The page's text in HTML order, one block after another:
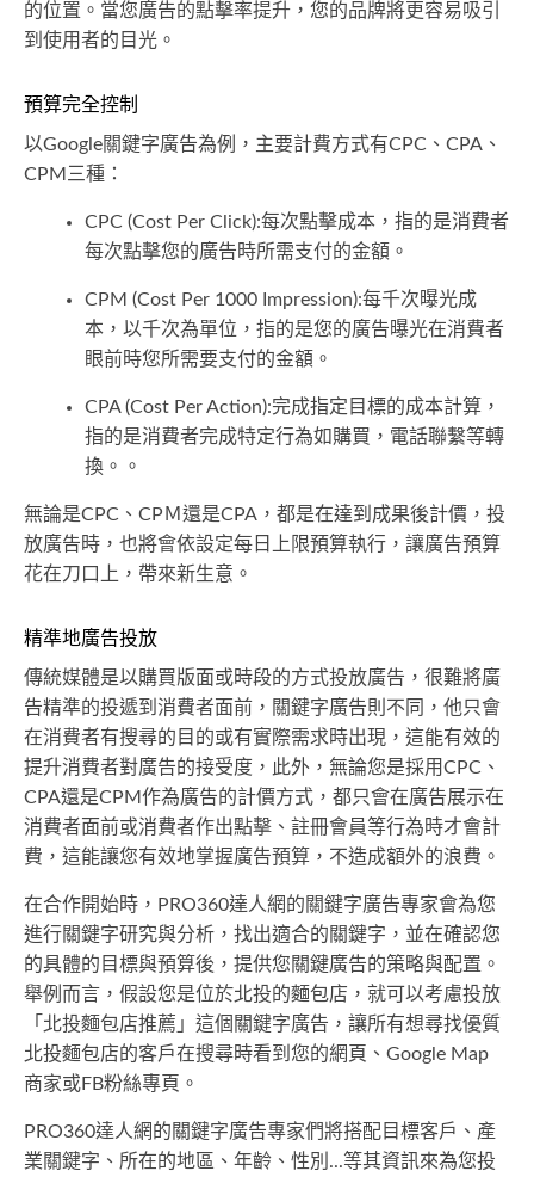
的位置。當您廣告的點擊率提升，您的品牌將更容易吸引
到使用者的目光。
預算完全控制
以Google關鍵字廣告為例，主要計費方式有CPC、CPA、
CPM三種：
CPC (Cost Per Click):每次點擊成本，指的是消費者
每次點擊您的廣告時所需支付的金額。
CPM (Cost Per 1000 Impression):每千次曝光成
本，以千次為單位，指的是您的廣告曝光在消費者
眼前時您所需要支付的金額。
CPA (Cost Per Action):完成指定目標的成本計算，
指的是消費者完成特定行為如購買，電話聯繫等轉
換。。
無論是CPC、CPＭ還是CPA，都是在達到成果後計價，投
放廣告時，也將會依設定每日上限預算執行，讓廣告預算
花在刀口上，帶來新生意。
精準地廣告投放
傳統媒體是以購買版面或時段的方式投放廣告，很難將廣
告精準的投遞到消費者面前，關鍵字廣告則不同，他只會
在消費者有搜尋的目的或有實際需求時出現，這能有效的
提升消費者對廣告的接受度，此外，無論您是採用CPC、
CPA還是CPM作為廣告的計價方式，都只會在廣告展示在
消費者面前或消費者作出點擊、註冊會員等行為時才會計
費，這能讓您有效地掌握廣告預算，不造成額外的浪費。
在合作開始時，PRO360達人網的關鍵字廣告專家會為您
進行關鍵字研究與分析，找出適合的關鍵字，並在確認您
的具體的目標與預算後，提供您關鍵廣告的策略與配置。
舉例而言，假設您是位於北投的麵包店，就可以考慮投放
「北投麵包店推薦」這個關鍵字廣告，讓所有想尋找優質
北投麵包店的客戶在搜尋時看到您的網頁、Google Map
商家或FB粉絲專頁。
PRO360達人網的關鍵字廣告專家們將搭配目標客戶、產
業關鍵字、所在的地區、年齡、性別...等其資訊來為您投